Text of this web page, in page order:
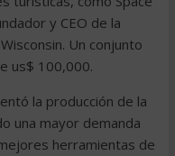
y CEO de la
Un conjunto
us$ 100,000.
la producción de la
una mayor demanda
herramientas de